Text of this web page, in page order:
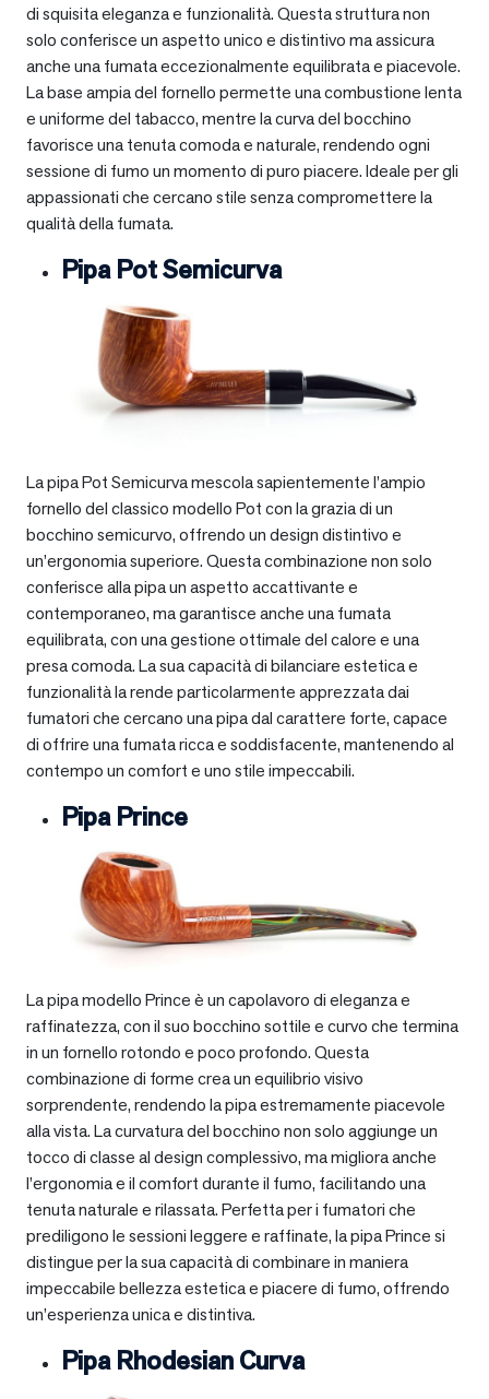
di squisita eleganza e funzionalità. Questa struttura non
solo conferisce un aspetto unico e distintivo ma assicura
anche una fumata eccezionalmente equilibrata e piacevole.
La base ampia del fornello permette una combustione lenta
e uniforme del tabacco, mentre la curva del bocchino
favorisce una tenuta comoda e naturale, rendendo ogni
sessione di fumo un momento di puro piacere. Ideale per gli
appassionati che cercano stile senza compromettere la
qualità della fumata.
Pipa Pot Semicurva
La pipa Pot Semicurva mescola sapientemente l’ampio
fornello del classico modello Pot con la grazia di un
bocchino semicurvo, offrendo un design distintivo e
un’ergonomia superiore. Questa combinazione non solo
conferisce alla pipa un aspetto accattivante e
contemporaneo, ma garantisce anche una fumata
equilibrata, con una gestione ottimale del calore e una
presa comoda. La sua capacità di bilanciare estetica e
funzionalità la rende particolarmente apprezzata dai
fumatori che cercano una pipa dal carattere forte, capace
di offrire una fumata ricca e soddisfacente, mantenendo al
contempo un comfort e uno stile impeccabili.
Pipa Prince
La pipa modello Prince è un capolavoro di eleganza e
raffinatezza, con il suo bocchino sottile e curvo che termina
in un fornello rotondo e poco profondo. Questa
combinazione di forme crea un equilibrio visivo
sorprendente, rendendo la pipa estremamente piacevole
alla vista. La curvatura del bocchino non solo aggiunge un
tocco di classe al design complessivo, ma migliora anche
l’ergonomia e il comfort durante il fumo, facilitando una
tenuta naturale e rilassata. Perfetta per i fumatori che
prediligono le sessioni leggere e raffinate, la pipa Prince si
distingue per la sua capacità di combinare in maniera
impeccabile bellezza estetica e piacere di fumo, offrendo
un’esperienza unica e distintiva.
Pipa Rhodesian Curva